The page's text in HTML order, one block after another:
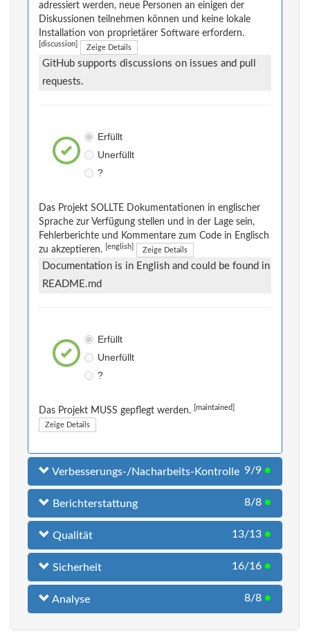
adressiert werden, neue Personen an einigen der
Diskussionen teilnehmen können und keine lokale
Installation von proprietärer Software erfordern.
[discussion] Zeige Details
GitHub supports discussions on issues and pull
requests.
Erfüllt
Unerfüllt
?
Das Projekt SOLLTE Dokumentationen in englischer
Sprache zur Verfügung stellen und in der Lage sein,
Fehlerberichte und Kommentare zum Code in Englisch
zu akzeptieren.
[english] Zeige Details
Documentation is in English and could be found in
README.md
Erfüllt
Unerfüllt
?
Das Projekt MUSS gepflegt werden. [maintained]
Zeige Details
Verbesserungs-/Nacharbeits-Kontrolle 9/9 ●
Berichterstattung 8/8 ●
Qualität 13/13 ●
Sicherheit 16/16 ●
Analyse 8/8 ●